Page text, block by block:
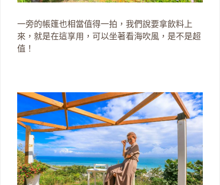
一旁的帳篷也相當值得一拍，我們說要拿飲料上
來，就是在這享用，可以坐著看海吹風，是不是超
值！